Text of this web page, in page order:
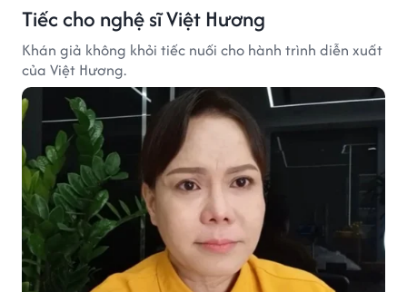
Tiếc cho nghệ sĩ Việt Hương
Khán giả không khỏi tiếc nuối cho hành trình diễn xuất
của Việt Hương.